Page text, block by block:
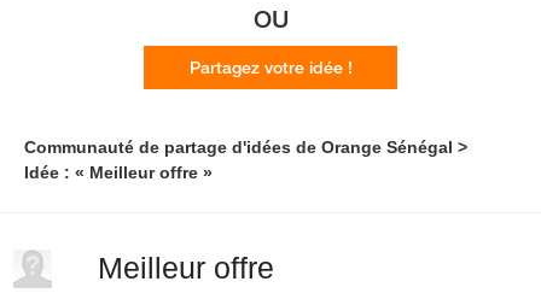
OU
Partagez votre idée !
Communauté de partage d'idées de Orange Sénégal
Idée : « Meilleur offre »
Meilleur offre